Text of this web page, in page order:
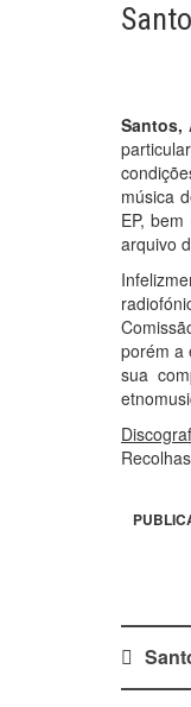
Santos,
música
EP,
arquivo
porém a
sua